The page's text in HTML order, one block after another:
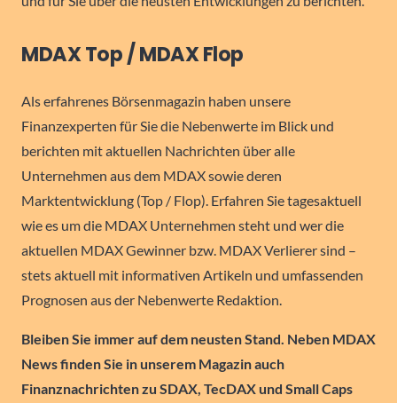
MDAX Top / MDAX Flop
Als erfahrenes Börsenmagazin haben unsere
Finanzexperten für Sie die Nebenwerte im Blick und
berichten mit aktuellen Nachrichten über alle
Unternehmen aus dem MDAX sowie deren
Marktentwicklung (Top / Flop). Erfahren Sie tagesaktuell
wie es um die MDAX Unternehmen steht und wer die
aktuellen MDAX Gewinner bzw. MDAX Verlierer sind –
stets aktuell mit informativen Artikeln und umfassenden
Prognosen aus der Nebenwerte Redaktion.
Bleiben Sie immer auf dem neusten Stand. Neben MDAX
News finden Sie in unserem Magazin auch
Finanznachrichten zu SDAX, TecDAX und Small Caps